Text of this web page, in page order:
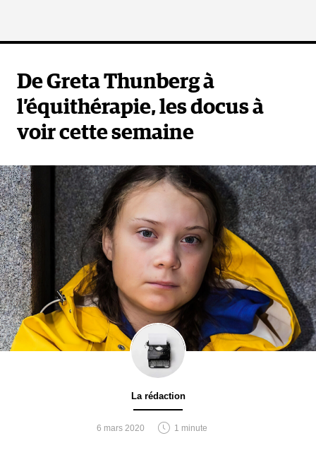
De Greta Thunberg à
l’équithérapie, les docus à
voir cette semaine
La rédaction
6 mars 2020 1 minute